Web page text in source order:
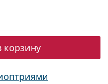
корзину